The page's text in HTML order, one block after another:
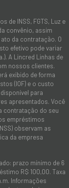
de INSS, FGTS, Luz e
convênio, assim
da contratação. O
efetivo pode variar
A Lincred Linhas de
nossos clientes.
exibido de forma
(IOF) e o custo
para
apresentados. Você
contratação do seu
empréstimos
observam as
da empresa
prazo mínimo de 6
R$ 100,00. Taxa
Informações